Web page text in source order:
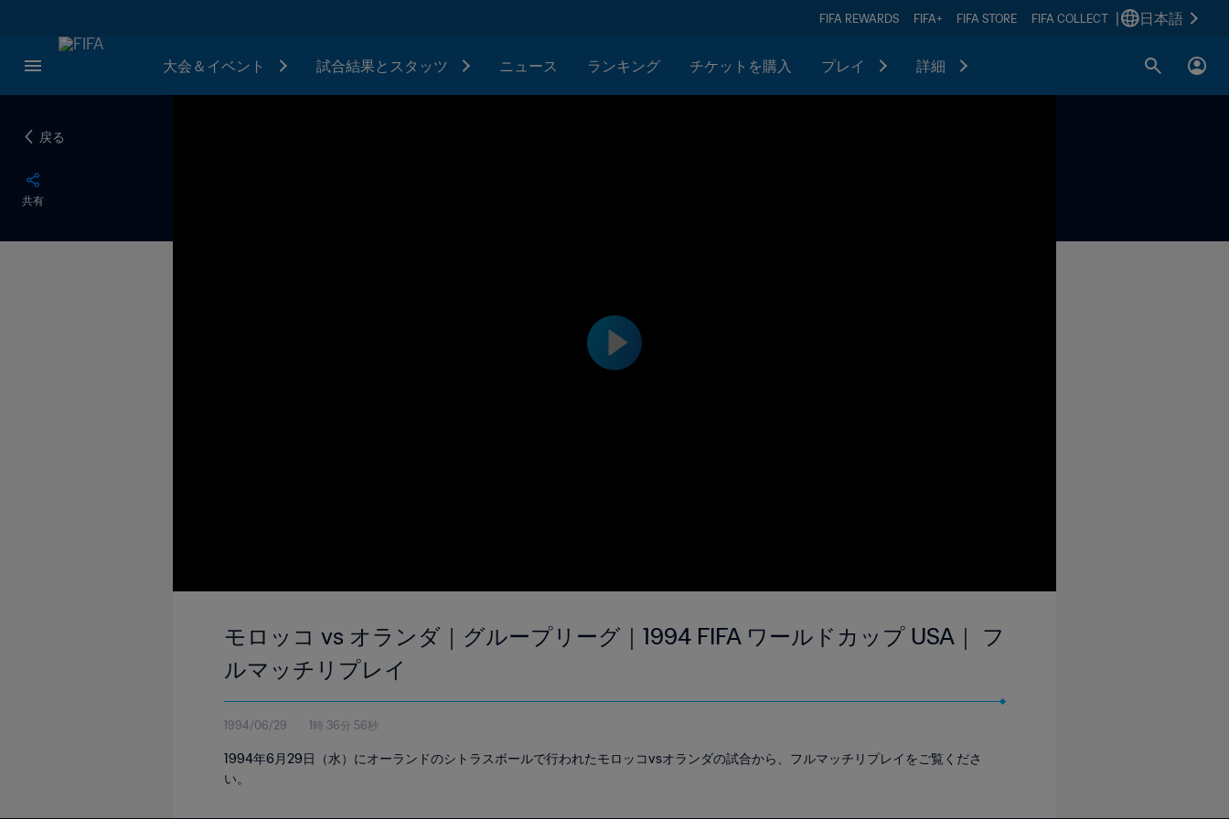
FIFA REWARDS FIFA+ FIFA STORE FIFA COLLECT 日本語
大会＆イベント 試合結果とスタッツ ニュース ランキング チケットを購入 プレイ 詳細
戻る
共有
モロッコ vs オランダ｜グループリーグ｜1994 FIFA ワールドカップ USA｜ フ
ルマッチリプレイ
1994/06/29 1時 36分 56秒
1994年6月29日（水）にオーランドのシトラスボールで行われたモロッコvsオランダの試合から、フルマッチリプレイをご覧くださ
い。